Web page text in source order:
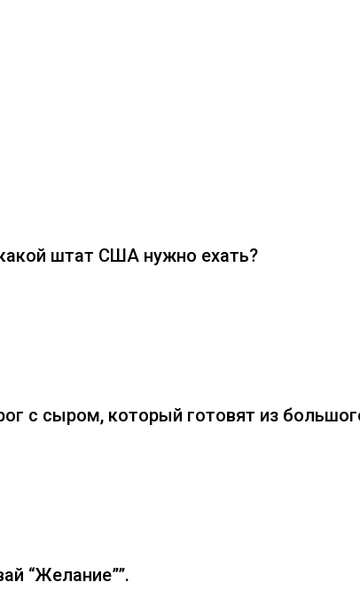
штат США нужно ехать?
с сыром, который готовят из
“Желание””.